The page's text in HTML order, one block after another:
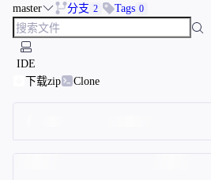
master 分支 2 Tags 0
IDE
下载zip
Clone